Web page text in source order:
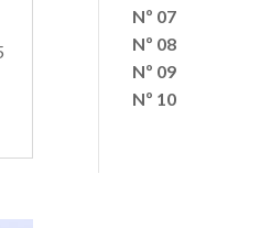
Nº 07
Nº 08
Nº 09
Nº 10